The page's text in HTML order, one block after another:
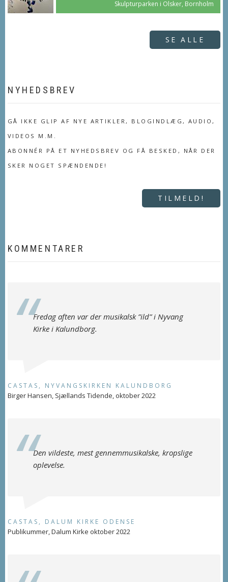
Skulpturparken i Olsker, Bornholm
SE ALLE
NYHEDSBREV
GÅ IKKE GLIP AF NYE ARTIKLER, BLOGINDLÆG, AUDIO,
VIDEOS M.M.
ABONNÉR PÅ ET NYHEDSBREV OG FÅ BESKED, NÅR DER
SKER NOGET SPÆNDENDE!
TILMELD!
KOMMENTARER
Fredag aften var der musikalsk ”ild” i Nyvang
Kirke i Kalundborg.
CASTAS, NYVANGSKIRKEN KALUNDBORG
Birger Hansen, Sjællands Tidende, oktober 2022
Den vildeste, mest gennemmusikalske, kropslige
oplevelse.
CASTAS, DALUM KIRKE ODENSE
Publikummer, Dalum Kirke oktober 2022